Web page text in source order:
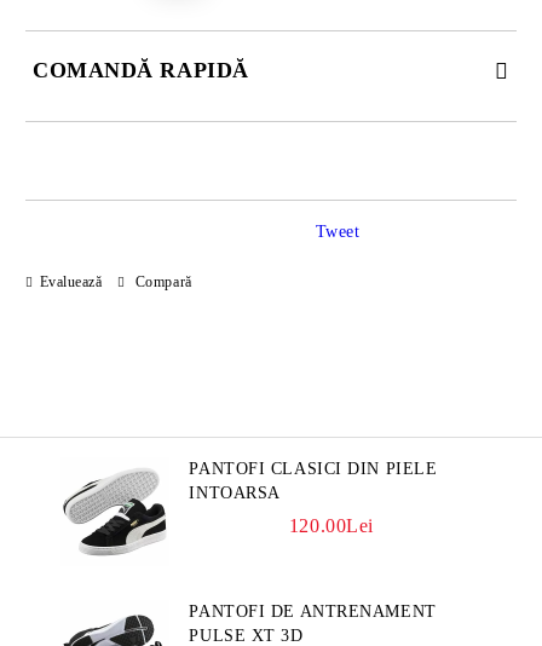
COMANDĂ RAPIDĂ
Evaluează Compară
Tweet
PANTOFI CLASICI DIN PIELE
INTOARSA
120.00Lei
PANTOFI DE ANTRENAMENT
PULSE XT 3D